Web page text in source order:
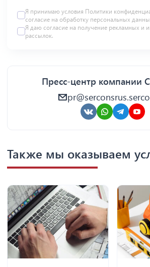
Я принимаю условия Политики
согласие на обработку персональных
Я даю согласие на получение рекламных и
рассылок.
Пресс-центр компании
Также мы оказываем